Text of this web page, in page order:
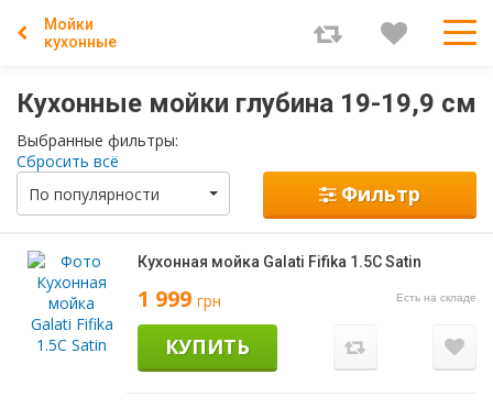
Мойки
кухонные
Кухонные мойки глубина 19-19,9 см
Выбранные фильтры:
Сбросить всё
По популярности
Фильтр
Кухонная мойка Galati Fifika 1.5C Satin
1 999 грн Есть на складе
КУПИТЬ